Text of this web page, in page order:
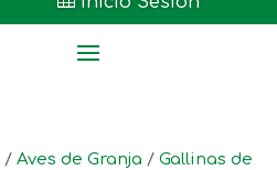
/ Aves de Granja / Gallinas de